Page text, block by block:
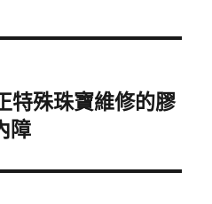
特殊珠寶維修的膠
障